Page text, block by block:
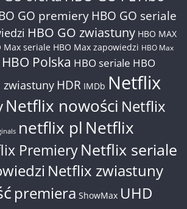
GO premiery HBO GO seriale
HBO GO zwiastuny HBO MAX
Max seriale HBO Max zapowiedzi HBO Max
HBO Polska HBO seriale HBO
zwiastuny HDR IMDb Netflix
Netflix nowości Netflix
netflix pl Netflix
PremieryNetflix seriale
Netflix zwiastuny
premiera ShowMax UHD